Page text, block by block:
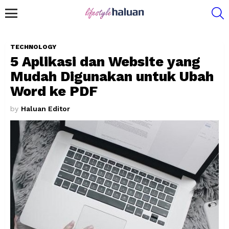
TECHNOLOGY
5 Aplikasi dan Website yang
Mudah Digunakan untuk Ubah
Word ke PDF
by Haluan Editor